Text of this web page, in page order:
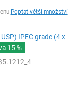
Poptat větší množství
IPEC grade (4 x
15 %